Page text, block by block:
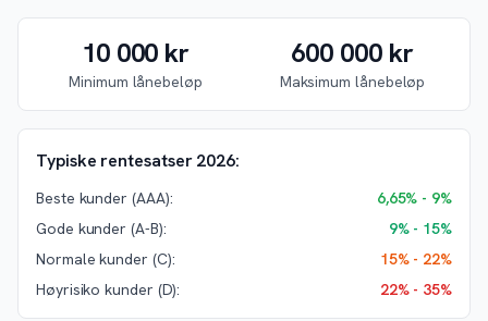
10 000 kr
Minimum lånebeløp
600 000 kr
Maksimum lånebeløp
Typiske rentesatser 2026:
Beste kunder (AAA):
6,65% - 9%
Gode kunder (A-B):
9% - 15%
Normale kunder (C):
15% - 22%
Høyrisiko kunder (D):
22% - 35%